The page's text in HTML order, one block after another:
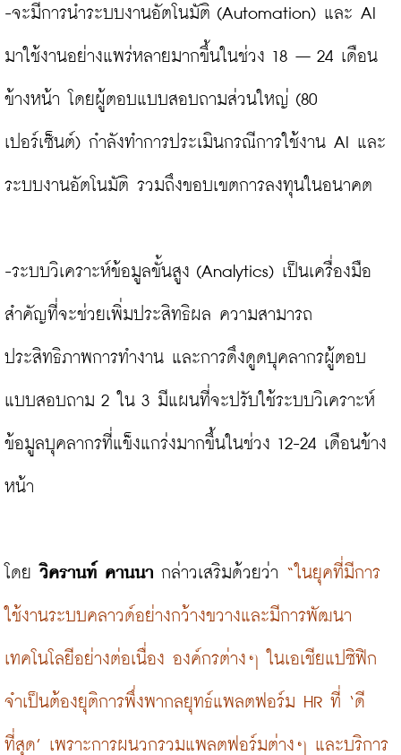
-จะมีการนำระบบงานอัตโนมัติ (Automation) และ AI
มาใช้งานอย่างแพร่หลายมากขึ้นในช่วง 18 – 24 เดือน
ข้างหน้า โดยผู้ตอบแบบสอบถามส่วนใหญ่ (80
เปอร์เซ็นต์) กำลังทำการประเมินกรณีการใช้งาน AI และ
ระบบงานอัตโนมัติ รวมถึงขอบเขตการลงทุนในอนาคต
-ระบบวิเคราะห์ข้อมูลขั้นสูง (Analytics) เป็นเครื่องมือ
สำคัญที่จะช่วยเพิ่มประสิทธิผล ความสามารถ
ประสิทธิภาพการทำงาน และการดึงดูดบุคลากรผู้ตอบ
แบบสอบถาม 2 ใน 3 มีแผนที่จะปรับใช้ระบบวิเคราะห์
ข้อมูลบุคลากรที่แข็งแกร่งมากขึ้นในช่วง 12-24 เดือนข้าง
หน้า
โดย วิครานท์ คานนา กล่าวเสริมด้วยว่า “ในยุคที่มีการ
ใช้งานระบบคลาวด์อย่างกว้างขวางและมีการพัฒนา
เทคโนโลยีอย่างต่อเนื่อง องค์กรต่างๆ ในเอเชียแปซิฟิก
จำเป็นต้องยุติการพึ่งพากลยุทธ์แพลตฟอร์ม HR ที่ ‘ดี
ที่สุด’ เพราะการผนวกรวมแพลตฟอร์มต่างๆ และบริการ